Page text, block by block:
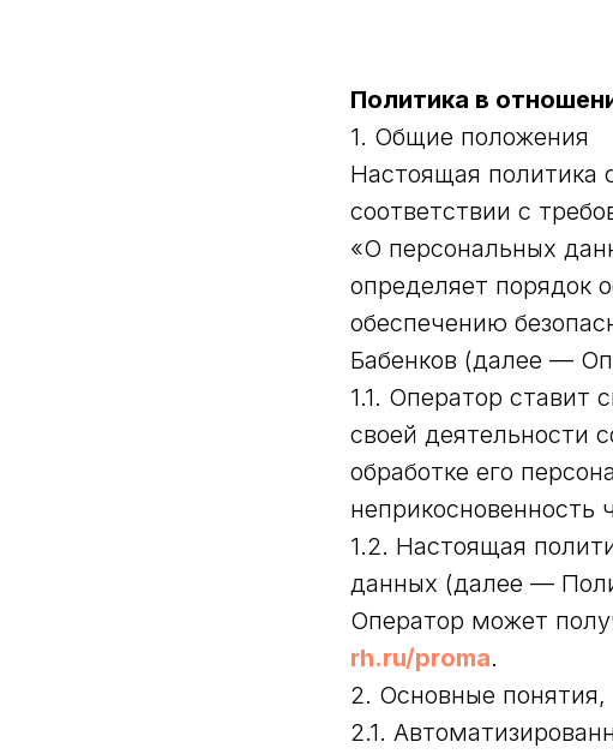
Политика в
1. Общие положения
Настоящая политика
соответствии с
«О персональных
определяет порядок
обеспечению
Бабенков (далее —
1.1. Оператор
своей деятельности
обработке его
1.2. Настоящая
данных (далее —
Оператор может
rh.ru/proma.
2. Основные
2.1.